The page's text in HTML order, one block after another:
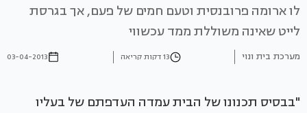
לו ארומה פרובנסית וטעם חמים של פעם, אך בגרסת
לייט שאינה משוללת ממד עכשווי
מערכת בית ונוי 13 דקות קריאה 03-04-2013
"בבסיס תכנונו של הבית עמדה העדפתם של בעליו